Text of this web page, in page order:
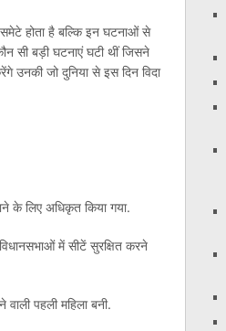
समेटे होता है बल्कि इन घटनाओं से
सी बड़ी घटनाएं घटी थीं जिसने
उनकी जो दुनिया से इस दिन विदा
के लिए अधिकृत किया गया.
में सीटें सुरक्षित करने
वाली पहली महिला बनी.